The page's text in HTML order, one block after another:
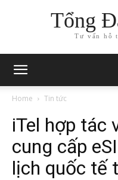
Tổng
Tư vấn hỗ
Home Tin tức
iTel hợp tác
cung cấp
lịch quốc tế